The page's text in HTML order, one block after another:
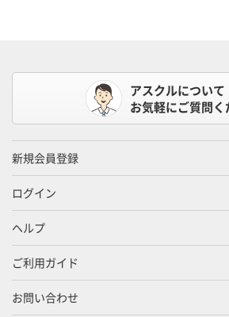
アスクルについて
お気軽にご質問く
新規会員登録
ログイン
ヘルプ
ご利用ガイド
お問い合わせ